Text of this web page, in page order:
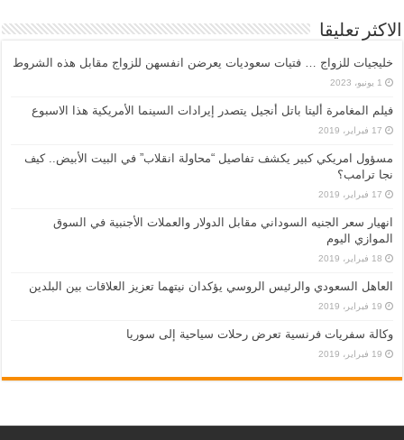
الاكثر تعليقا
خليجيات للزواج … فتيات سعوديات يعرضن انفسهن للزواج مقابل هذه الشروط
1 يونيو، 2023
فيلم المغامرة أليتا‭ ‬باتل أنجيل يتصدر إيرادات السينما الأمريكية هذا الاسبوع
17 فبراير، 2019
مسؤول امريكي كبير يكشف تفاصيل “محاولة انقلاب” في البيت الأبيض.. كيف
نجا ترامب؟
17 فبراير، 2019
انهيار سعر الجنيه السوداني مقابل الدولار والعملات الأجنبية في السوق
الموازي اليوم
18 فبراير، 2019
العاهل السعودي والرئيس الروسي يؤكدان نيتهما تعزيز العلاقات بين البلدين
19 فبراير، 2019
وكالة سفريات فرنسية تعرض رحلات سياحية إلى سوريا
19 فبراير، 2019